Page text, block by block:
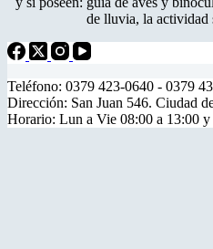
de lluvia, la actividad
Teléfono: 0379 423-0640 - 0379
Dirección: San Juan 546. Ciudad
Horario: Lun a Vie 08:00 a 13:00 y